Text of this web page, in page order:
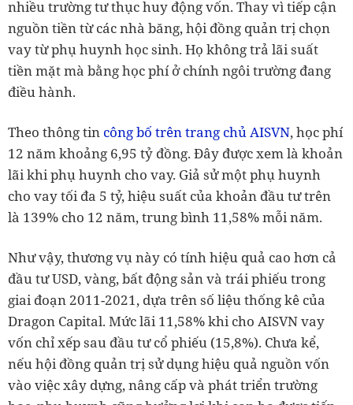
nhiều trường tư thục huy động vốn. Thay vì tiếp cận
nguồn tiền từ các nhà băng, hội đồng quản trị chọn
vay từ phụ huynh học sinh. Họ không trả lãi suất
tiền mặt mà bằng học phí ở chính ngôi trường đang
điều hành.
Theo thông tin công bố trên trang chủ AISVN, học phí
12 năm khoảng 6,95 tỷ đồng. Đây được xem là khoản
lãi khi phụ huynh cho vay. Giả sử một phụ huynh
cho vay tối đa 5 tỷ, hiệu suất của khoản đầu tư trên
là 139% cho 12 năm, trung bình 11,58% mỗi năm.
Như vậy, thương vụ này có tính hiệu quả cao hơn cả
đầu tư USD, vàng, bất động sản và trái phiếu trong
giai đoạn 2011-2021, dựa trên số liệu thống kê của
Dragon Capital. Mức lãi 11,58% khi cho AISVN vay
vốn chỉ xếp sau đầu tư cổ phiếu (15,8%). Chưa kể,
nếu hội đồng quản trị sử dụng hiệu quả nguồn vốn
vào việc xây dựng, nâng cấp và phát triển trường